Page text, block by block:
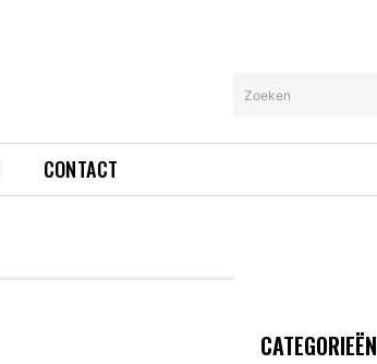
Zoeken
CONTACT
CATEGORIEËN